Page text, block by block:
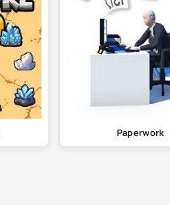
Paperwork